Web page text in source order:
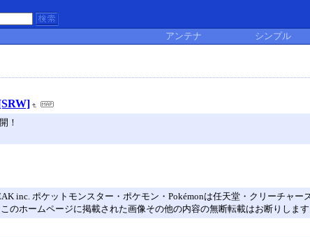
アンテナ シンプル
！
inc. ポケットモンスター・ポケモン・Pokémonは任天堂・クリーチャ
ホームページに掲載された画像その他の内容の無断転載はお断りします